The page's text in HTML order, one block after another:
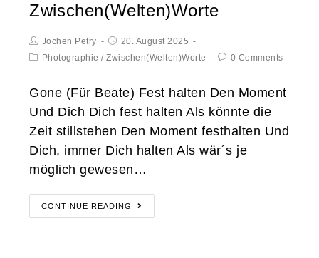
Zwischen(Welten)Worte
Jochen Petry
20. August 2025
Photographie /Zwischen(Welten)Worte 0 Comments
Gone (Für Beate) Fest halten Den Moment
Und Dich Dich fest halten Als könnte die
Zeit stillstehen Den Moment festhalten Und
Dich, immer Dich halten Als wär´s je
möglich gewesen…
CONTINUE READING